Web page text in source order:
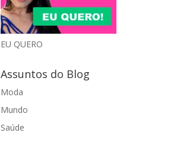
EU QUERO
Assuntos do Blog
Moda
Mundo
Saúde